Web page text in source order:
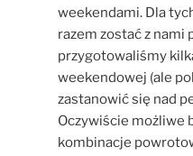
weekendami. Dla
razem zostać z nami
przygotowaliśmy
weekendowej (ale
zastanowić się nad
Oczywiście możliwe
kombinacje